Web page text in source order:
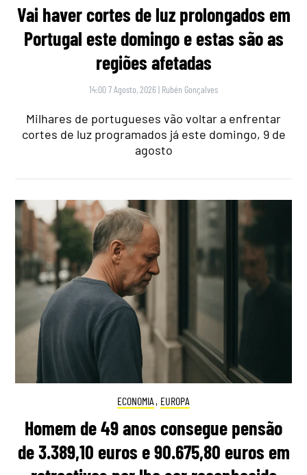
Vai haver cortes de luz prolongados em
Portugal este domingo e estas são as
regiões afetadas
14:00 7 Agosto, 2026 | Rubén Gonçalves
Milhares de portugueses vão voltar a enfrentar
cortes de luz programados já este domingo, 9 de
agosto
ECONOMIA , EUROPA
Homem de 49 anos consegue pensão
de 3.389,10 euros e 90.675,80 euros em